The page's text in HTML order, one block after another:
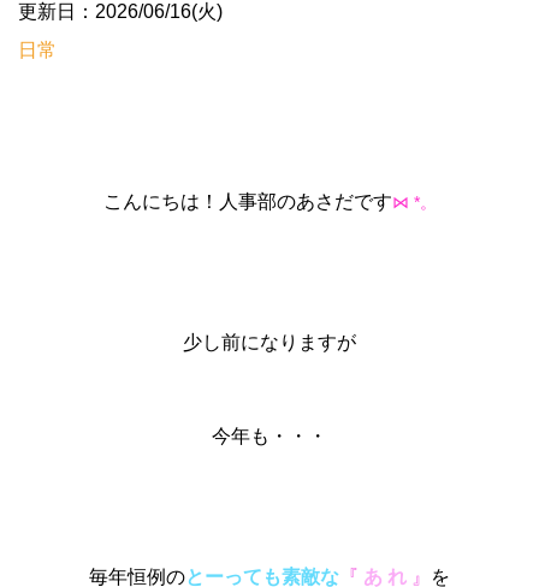
更新日：2026/06/16(火)
日常
こんにちは！人事部のあさだです⋈ *。
少し前になりますが
今年も・・・
毎年恒例のとーっても素敵な 『 あ れ 』 を